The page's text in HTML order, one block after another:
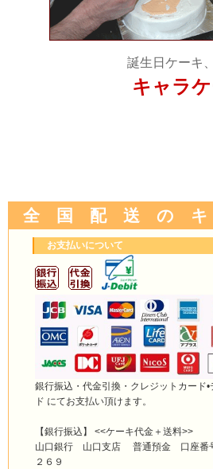
誕生日ケーキ
キャラ
全 国 配 送 の
お支払いについて
銀行振込・代金引換・クレジットカード•
ド にてお支払い頂けます。
【銀行振込】 <<ケーキ代金＋送料>>
山口銀行 山口支店 普通預金 口座番
２６９